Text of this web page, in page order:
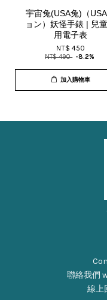
宇宙兔(USA兔)（
ョン）妖怪手錶 | 兒
用電子表
NT$ 450
NT$ 490 -8.2%
加入購物車
聯絡我們
線上